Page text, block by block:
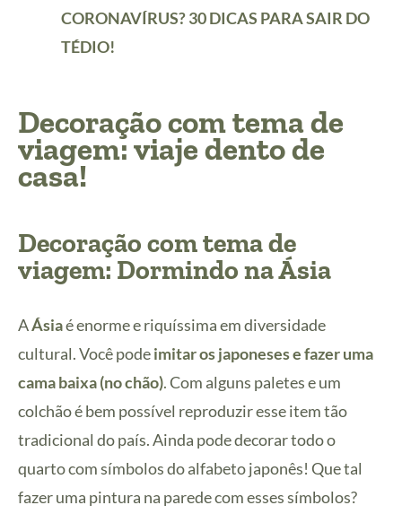
CORONAVÍRUS? 30 DICAS PARA SAIR DO
TÉDIO!
Decoração com tema de
viagem: viaje dento de
casa!
Decoração com tema de
viagem: Dormindo na Ásia
AÁsiaé enorme e riquíssima em diversidade
cultural. Você podeimitar os japoneses e fazer uma
cama baixa (no chão).Com alguns paletes e um
colchão é bem possível reproduzir esse item tão
tradicional do país. Ainda pode decorar todo o
quarto com símbolos do alfabeto japonês! Que tal
fazer uma pintura na parede com esses símbolos?